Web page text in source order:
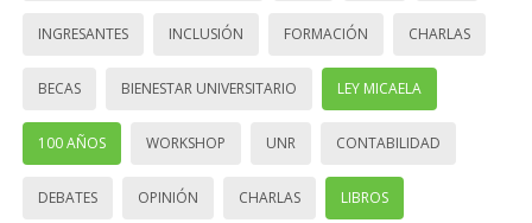
INGRESANTES INCLUSIÓN FORMACIÓN CHARLAS
BECAS BIENESTAR UNIVERSITARIO LEY MICAELA
100 AÑOS WORKSHOP UNR CONTABILIDAD
DEBATES OPINIÓN CHARLAS LIBROS